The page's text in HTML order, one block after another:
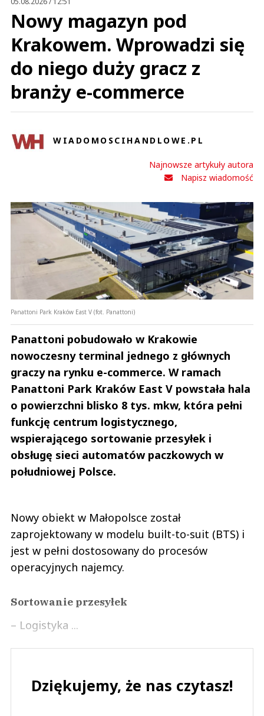
Nowy magazyn pod
Krakowem. Wprowadzi się
do niego duży gracz z
branży e-commerce
WIADOMOSCIHANDLOWE.PL
Najnowsze artykuły autora
Napisz wiadomość
Panattoni Park Kraków East V (fot. Panattoni)
Panattoni pobudowało w Krakowie
nowoczesny terminal jednego z głównych
graczy na rynku e-commerce. W ramach
Panattoni Park Kraków East V powstała hala
o powierzchni blisko 8 tys. mkw, która pełni
funkcję centrum logistycznego,
wspierającego sortowanie przesyłek i
obsługę sieci automatów paczkowych w
południowej Polsce.
Nowy obiekt w Małopolsce został
zaprojektowany w modelu built-to-suit (BTS) i
jest w pełni dostosowany do procesów
operacyjnych najemcy.
Sortowanie przesyłek
– Logistyka ...
Dziękujemy, że nas czytasz!